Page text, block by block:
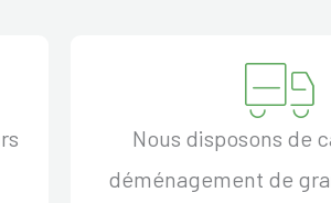
Nous disposons de
déménagement de